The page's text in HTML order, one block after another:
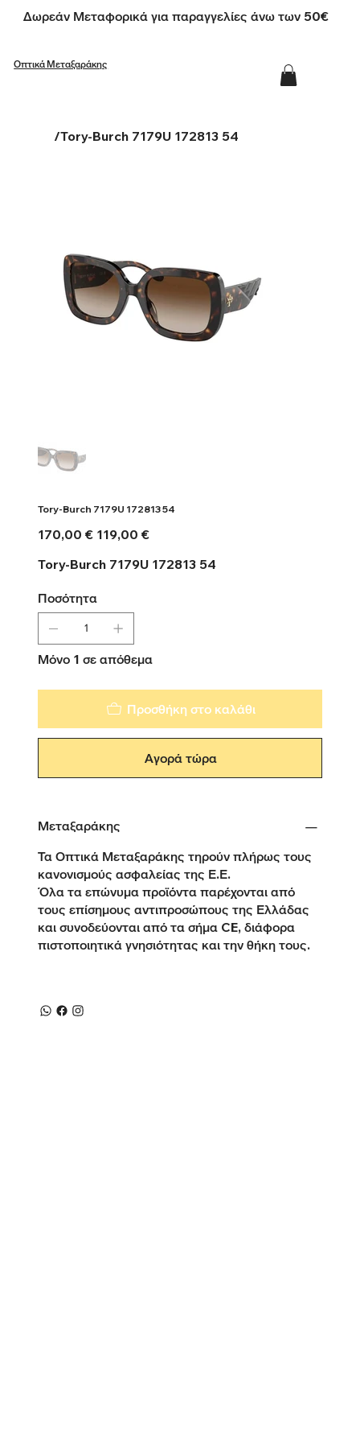
Δωρεάν Μεταφορικά για παραγγελίες άνω των 50€
Οπτικά Μεταξαράκης
/Tory-Burch 7179U 172813 54
Tory-Burch 7179U 172813 54
Αρχική
τιμή
170,00 €
Τιμή
έκπτωσης
119,00 €
Tory-Burch 7179U 172813 54
Ποσότητα
Μόνο 1 σε απόθεμα
Προσθήκη στο καλάθι
Αγορά τώρα
Μεταξαράκης
Τα Οπτικά Μεταξαράκης τηρούν πλήρως τους
κανονισμούς ασφαλείας της Ε.Ε.
Όλα τα επώνυμα προϊόντα παρέχονται από
τους επίσημους αντιπροσώπους της Ελλάδας
και συνοδεύονται από τα σήμα CE, διάφορα
πιστοποιητικά γνησιότητας και την θήκη τους.